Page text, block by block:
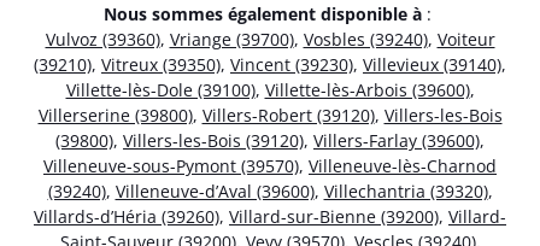
Nous sommes également disponible à :
Vulvoz (39360), Vriange (39700), Vosbles (39240), Voiteur
(39210), Vitreux (39350), Vincent (39230), Villevieux (39140),
Villette-lès-Dole (39100), Villette-lès-Arbois (39600),
Villerserine (39800), Villers-Robert (39120), Villers-les-Bois
(39800), Villers-les-Bois (39120), Villers-Farlay (39600),
Villeneuve-sous-Pymont (39570), Villeneuve-lès-Charnod
(39240), Villeneuve-d’Aval (39600), Villechantria (39320),
Villards-d’Héria (39260), Villard-sur-Bienne (39200), Villard-